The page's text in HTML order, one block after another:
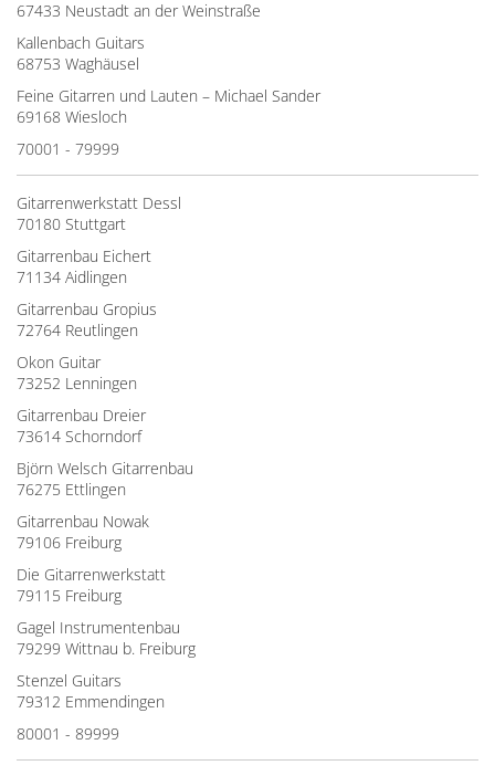
67433 Neustadt an der Weinstraße
Kallenbach Guitars
68753 Waghäusel
Feine Gitarren und Lauten – Michael Sander
69168 Wiesloch
70001 - 79999
Gitarrenwerkstatt Dessl
70180 Stuttgart
Gitarrenbau Eichert
71134 Aidlingen
Gitarrenbau Gropius
72764 Reutlingen
Okon Guitar
73252 Lenningen
Gitarrenbau Dreier
73614 Schorndorf
Björn Welsch Gitarrenbau
76275 Ettlingen
Gitarrenbau Nowak
79106 Freiburg
Die Gitarrenwerkstatt
79115 Freiburg
Gagel Instrumentenbau
79299 Wittnau b. Freiburg
Stenzel Guitars
79312 Emmendingen
80001 - 89999